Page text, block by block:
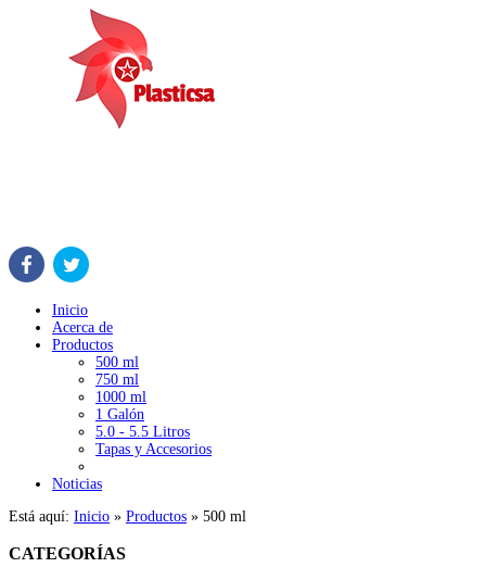
Inicio
Acerca de
Productos
500 ml
750 ml
1000 ml
1 Galón
5.0 - 5.5 Litros
Tapas y Accesorios
Noticias
Está aquí: Inicio » Productos » 500 ml
CATEGORÍAS